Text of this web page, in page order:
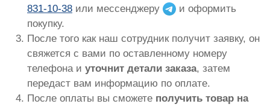
831-10-38 или мессенджеру
и оформить
покупку.
После того как наш сотрудник получит заявку, он
свяжется с вами по оставленному номеру
телефона и уточнит детали заказа, затем
передаст вам информацию по оплате.
После оплаты вы сможете получить товар на